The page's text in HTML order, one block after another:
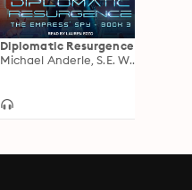
Diplomatic Resurgence
Michael Anderle, S.E. Weir